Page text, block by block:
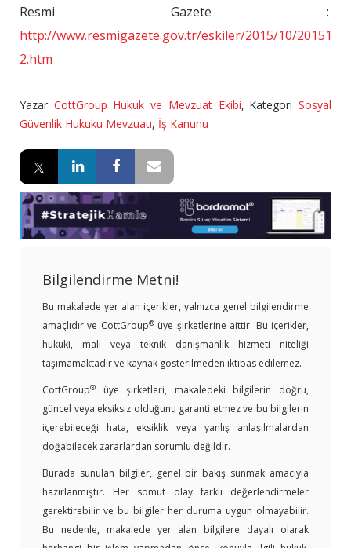
Resmi Gazete :
http://www.resmigazete.gov.tr/eskiler/2015/10/
2.htm
Yazar CottGroup Hukuk ve Mevzuat Ekibi, KategoriSosyal
Güvenlik Hukuku Mevzuatı, İş Kanunu
Bilgilendirme Metni!
Bu makalede yer alan içerikler, yalnızca genel bilgilendirme
amaçlıdır ve CottGroup®üye şirketlerine aittir. Bu içerikler,
hukuki, mali veya teknik danışmanlık hizmeti niteliği
taşımamaktadır ve kaynak gösterilmeden iktibas edilemez.
CottGroup®
üye şirketleri, makaledeki bilgilerin doğru,
güncel veya eksiksiz olduğunu garanti etmez ve bu bilgilerin
içerebileceği hata, eksiklik veya yanlış anlaşılmalardan
doğabilecek zararlardan sorumlu değildir.
Burada sunulan bilgiler, genel bir bakış sunmak amacıyla
hazırlanmıştır. Her somut olay farklı değerlendirmeler
gerektirebilir ve bu bilgiler her duruma uygun olmayabilir.
Bu nedenle, makalede yer alan bilgilere dayalı olarak